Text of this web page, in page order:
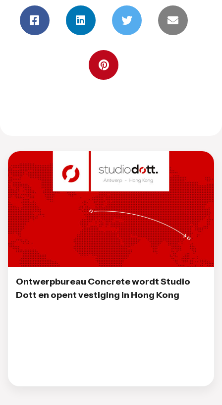
Ontwerpbureau Concrete wordt Studio
Dott en opent vestiging in Hong Kong